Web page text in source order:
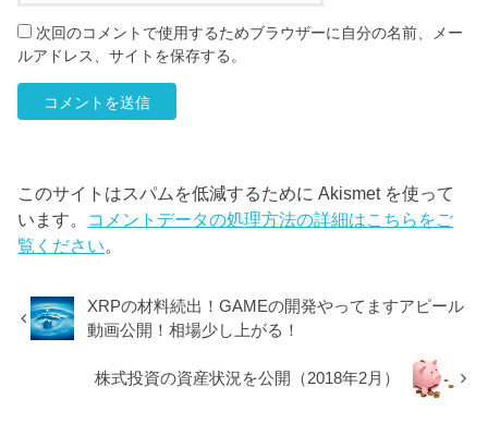
次回のコメントで使用するためブラウザーに自分の名前、メー
ルアドレス、サイトを保存する。
このサイトはスパムを低減するために Akismet を使って
います。 コメントデータの処理方法の詳細はこちらをご
覧ください。
XRPの材料続出！GAMEの開発やってますアピール
動画公開！相場少し上がる！
株式投資の資産状況を公開（2018年2月）